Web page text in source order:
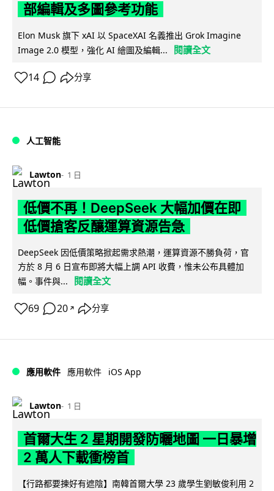
部編輯及多圖參考功能
Elon Musk 旗下 xAI 以 SpaceXAI 名義推出 Grok Imagine
Image 2.0 模型，強化 AI 繪圖及編輯...
閱讀全文
14 分享
人工智能
Lawton 1 日
低價不再！DeepSeek 大幅加價在即
低價搶客反釀運算資源告急
DeepSeek 因低價策略掀起需求熱潮，運算資源不勝負荷，官
方於 8 月 6 日宣布即將大幅上調 API 收費，惟未公布具體加
幅。事件與...
閱讀全文
69 20 ↗ 分享
應用軟件 應用軟件 iOS App
Lawton 1 日
首爾大生 2 星期開發防曬地圖 一日暴增
2 萬人下載衝榜首
【行路都要揀好有遮陰】南韓首爾大學 23 歲學生劉敏俊利用 2